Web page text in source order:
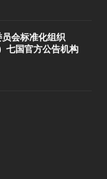
会标准化组织
七国官方公告机构